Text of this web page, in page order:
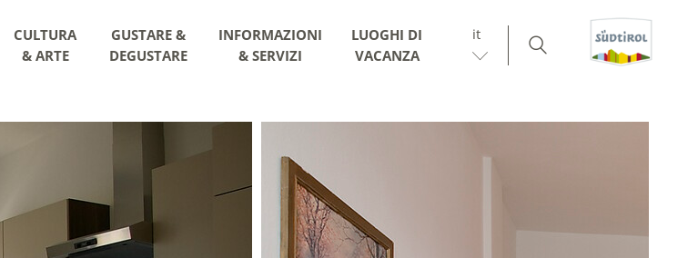
CULTURA
& ARTE
GUSTARE &
DEGUSTARE
INFORMAZIONI
& SERVIZI
LUOGHI DI
VACANZA
it